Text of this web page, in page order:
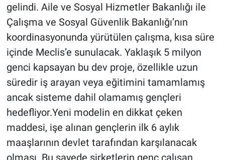
gelindi. Aile ve Sosyal Hizmetler Bakanlığı ile
Çalışma ve Sosyal Güvenlik Bakanlığı’nın
koordinasyonunda yürütülen çalışma, kısa süre
içinde Meclis’e sunulacak. Yaklaşık 5 milyon
genci kapsayan bu dev proje, özellikle uzun
süredir iş arayan veya eğitimini tamamlamış
ancak sisteme dahil olamamış gençleri
hedefliyor.Yeni modelin en dikkat çeken
maddesi, işe alınan gençlerin ilk 6 aylık
maaşlarının devlet tarafından karşılanacak